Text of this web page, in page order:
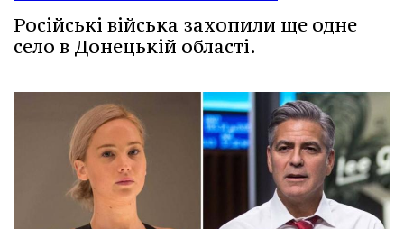
Російські війська захопили ще одне
село в Донецькій області.